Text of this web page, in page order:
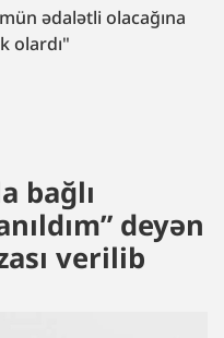
ədalətli olacağına
olardı"
bağlı
deyən
verilib